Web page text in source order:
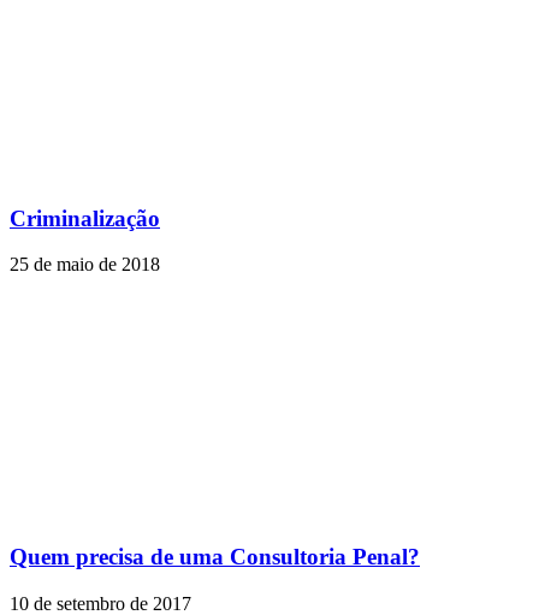
Criminalização
25 de maio de 2018
Quem precisa de uma Consultoria Penal?
10 de setembro de 2017